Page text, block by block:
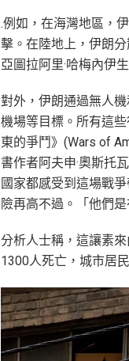
.例如，在海灣地區，
擊。在陸地上，伊朗
亞圖拉阿里·哈梅內伊
對外，伊朗通過無人
機場等目標。所有這
東的爭鬥》(Wars of
書作者阿夫申·奧斯托
國家都感受到這場戰
險再高不過。「他們
分析人士稱，這讓素
1300人死亡，城市居